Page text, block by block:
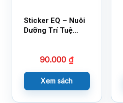
Sticker EQ – Nuôi
Dưỡng Trí Tuệ
Cùng 150 Sticker
90.000₫
Xem sách